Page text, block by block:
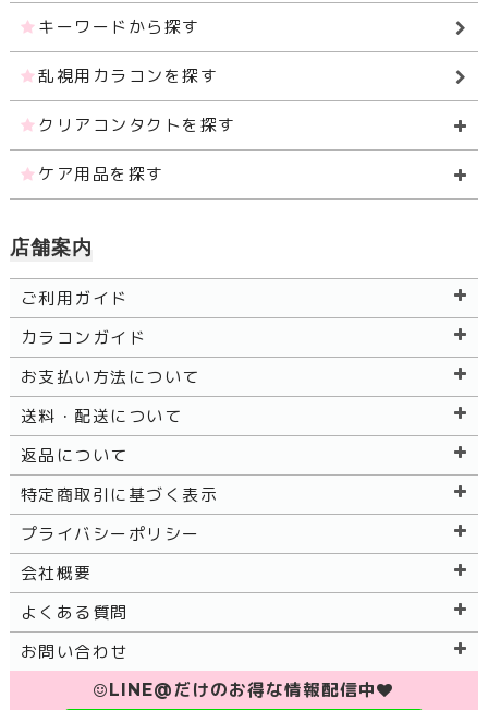
キーワードから探す
乱視用カラコンを探す
クリアコンタクトを探す
ケア用品を探す
店舗案内
ご利用ガイド
カラコンガイド
お支払い方法について
送料・配送について
返品について
特定商取引に基づく表示
プライバシーポリシー
会社概要
よくある質問
お問い合わせ
LINE@だけのお得な情報配信中